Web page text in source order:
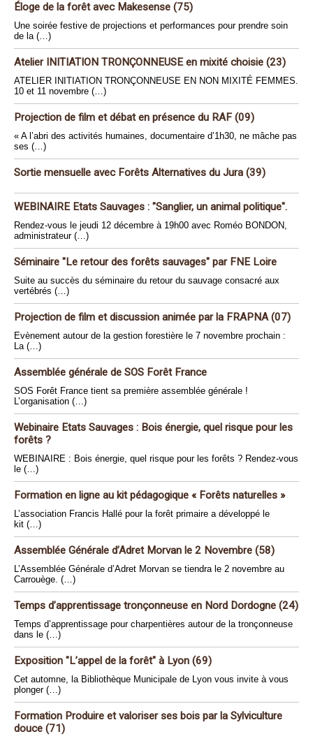
Éloge de la forêt avec Makesense (75)
Une soirée festive de projections et performances pour prendre soin
de la (…)
Atelier INITIATION TRONÇONNEUSE en mixité choisie (23)
ATELIER INITIATION TRONÇONNEUSE EN NON MIXITÉ FEMMES.
10 et 11 novembre (…)
Projection de film et débat en présence du RAF (09)
« A l’abri des activités humaines, documentaire d’1h30, ne mâche pas
ses (…)
Sortie mensuelle avec Forêts Alternatives du Jura (39)
WEBINAIRE Etats Sauvages : "Sanglier, un animal politique".
Rendez-vous le jeudi 12 décembre à 19h00 avec Roméo BONDON,
administrateur (…)
Séminaire "Le retour des forêts sauvages" par FNE Loire
Suite au succès du séminaire du retour du sauvage consacré aux
vertébrés (…)
Projection de film et discussion animée par la FRAPNA (07)
Evènement autour de la gestion forestière le 7 novembre prochain :
La (…)
Assemblée générale de SOS Forêt France
SOS Forêt France tient sa première assemblée générale !
L’organisation (…)
Webinaire Etats Sauvages : Bois énergie, quel risque pour les
forêts ?
WEBINAIRE : Bois énergie, quel risque pour les forêts ? Rendez-vous
le (…)
Formation en ligne au kit pédagogique « Forêts naturelles »
L’association Francis Hallé pour la forêt primaire a développé le
kit (…)
Assemblée Générale d’Adret Morvan le 2 Novembre (58)
L’Assemblée Générale d’Adret Morvan se tiendra le 2 novembre au
Carrouège. (…)
Temps d’apprentissage tronçonneuse en Nord Dordogne (24)
Temps d’apprentissage pour charpentières autour de la tronçonneuse
dans le (…)
Exposition "L’appel de la forêt" à Lyon (69)
Cet automne, la Bibliothèque Municipale de Lyon vous invite à vous
plonger (…)
Formation Produire et valoriser ses bois par la Sylviculture
douce (71)